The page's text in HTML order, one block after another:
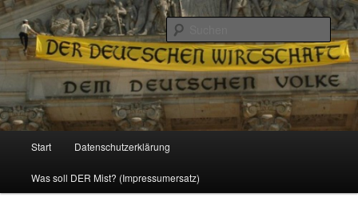
Reizzentrum
Politik, Wirtschaft, Soziales und Gesellschaft
Zum
Inhalt
Start Datenschutzerklärung
Was soll DER Mist? (Impressumersatz)